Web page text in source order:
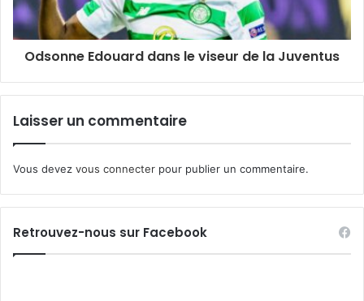
Odsonne Edouard dans le viseur de la Juventus
Laisser un commentaire
Vous devez vous connecter pour publier un commentaire.
Retrouvez-nous sur Facebook